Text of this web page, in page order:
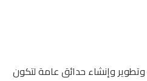
وإنشاء حدائق عامة لتكون